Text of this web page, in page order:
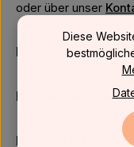
oder über unser
Firmenkunden
Kundenservice
Newsletter
Diese